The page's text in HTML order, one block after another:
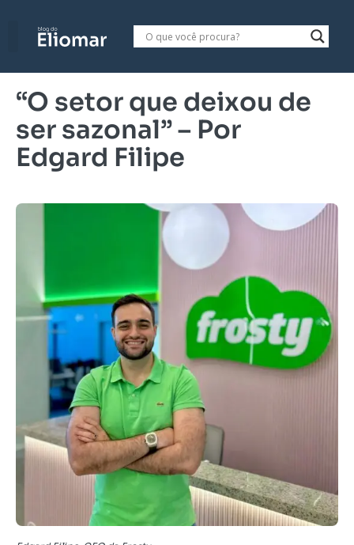
“O setor que deixou de
ser sazonal” – Por
Edgard Filipe